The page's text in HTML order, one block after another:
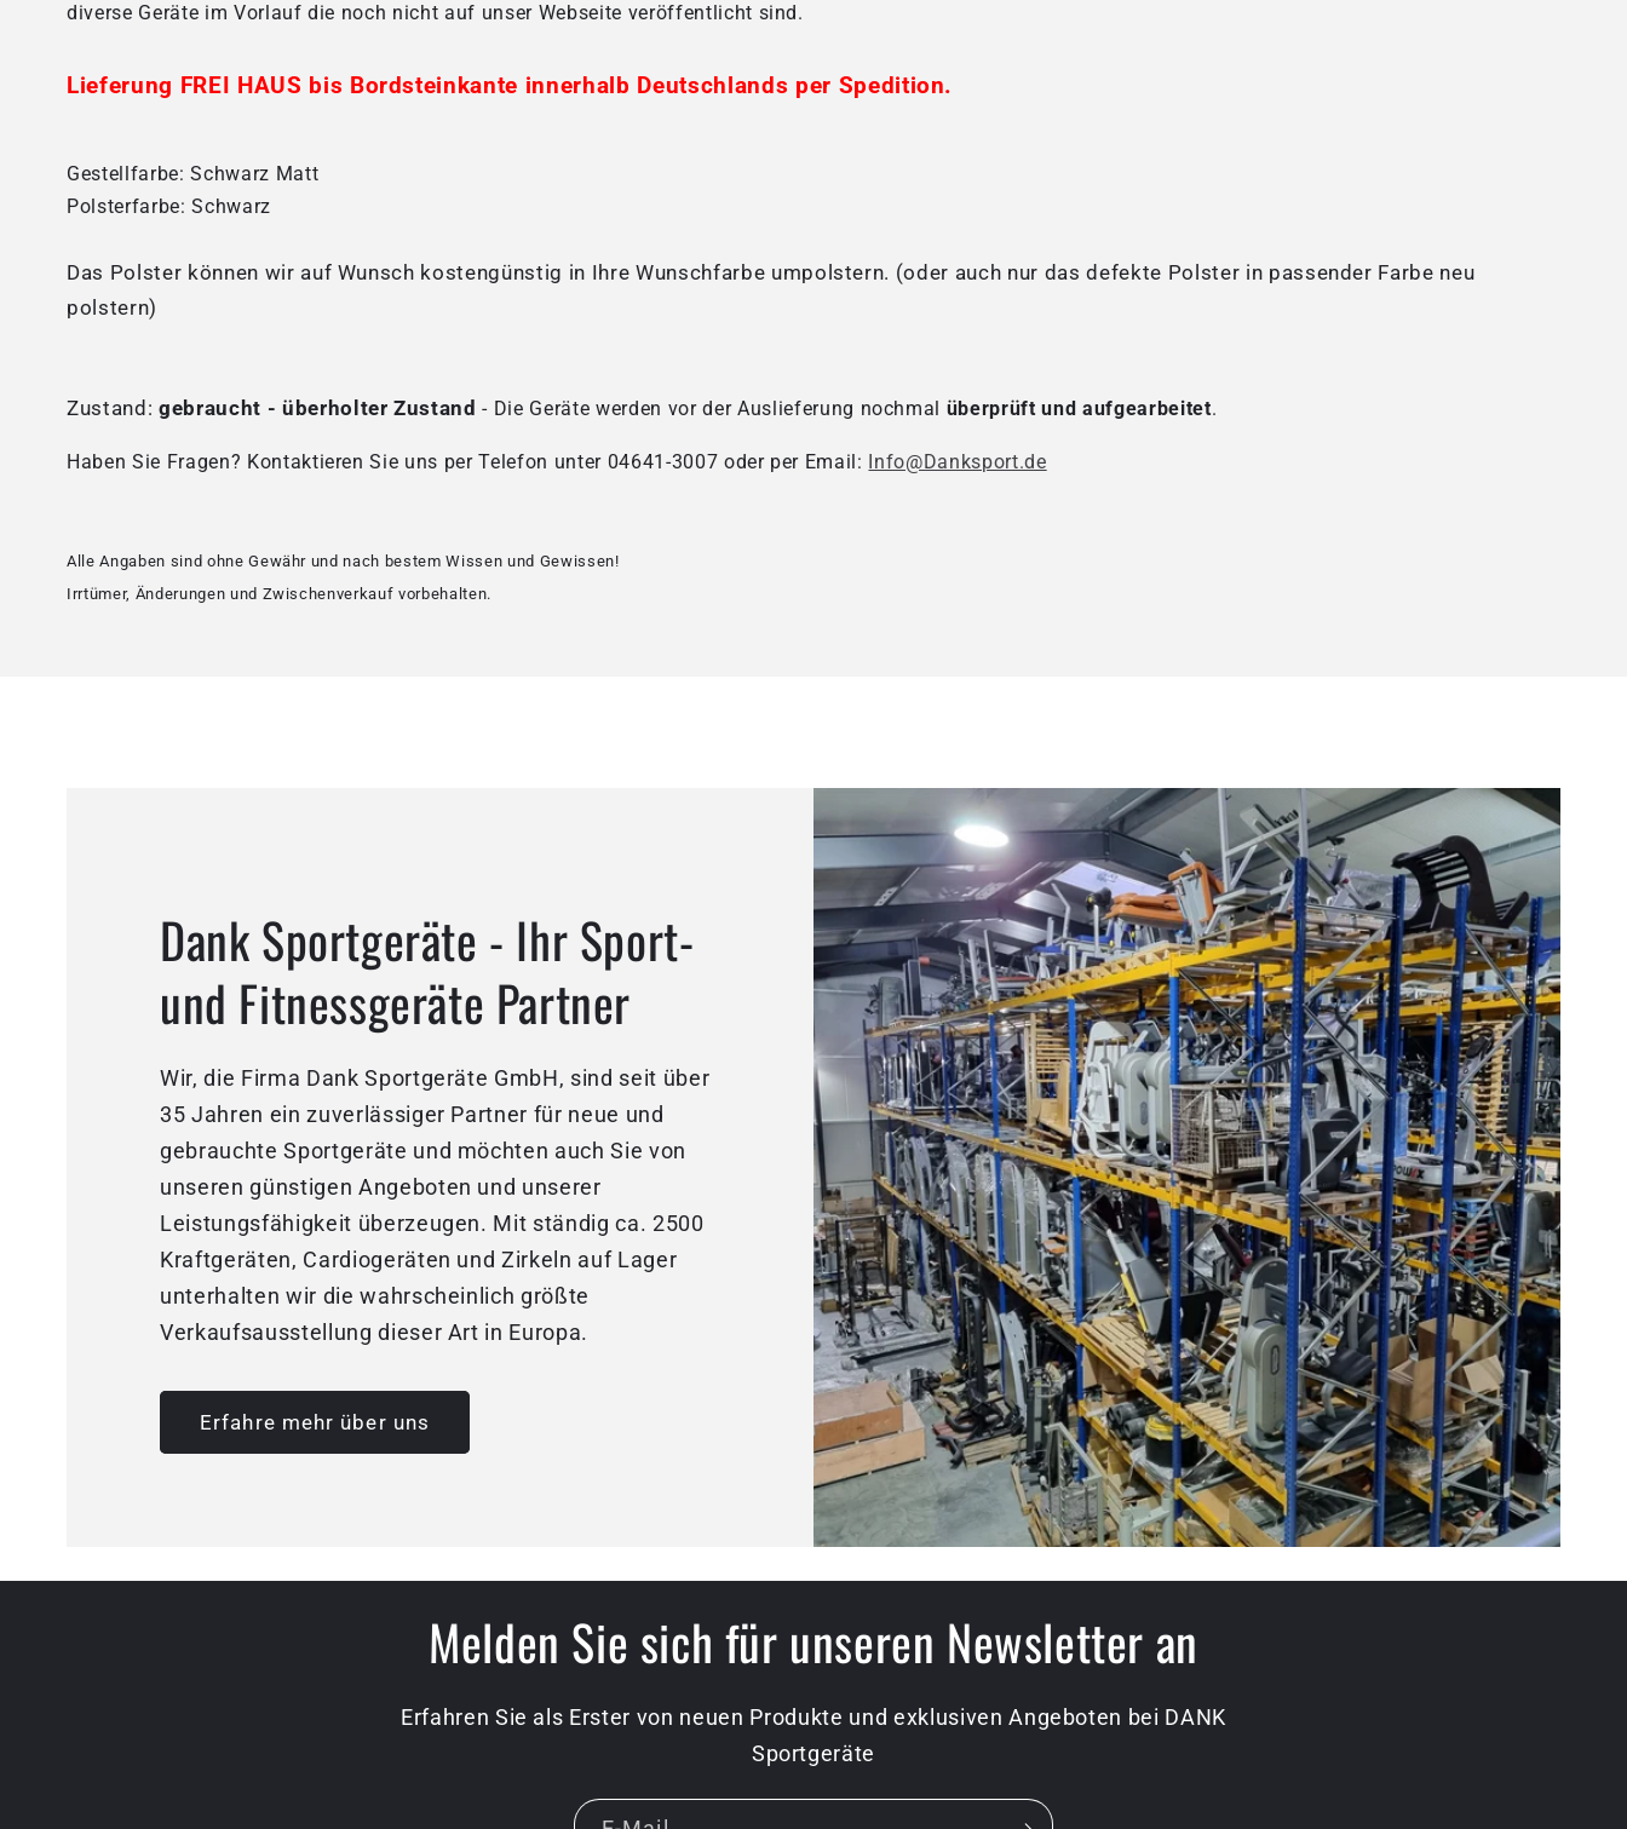
diverse Geräte im Vorlauf die noch nicht auf unser Webseite veröffentlicht sind.
Lieferung FREI HAUS bis Bordsteinkante innerhalb Deutschlands per Spedition.
Gestellfarbe: Schwarz Matt
Polsterfarbe: Schwarz
Das Polster können wir auf Wunsch kostengünstig in Ihre Wunschfarbe umpolstern. (oder auch nur das defekte Polster in passender Farbe neu
polstern)
Zustand: gebraucht - überholter Zustand - Die Geräte werden vor der Auslieferung nochmal überprüft und aufgearbeitet.
Haben Sie Fragen? Kontaktieren Sie uns per Telefon unter 04641-3007 oder per Email: Info@Danksport.de
Alle Angaben sind ohne Gewähr und nach bestem Wissen und Gewissen!
Irrtümer, Änderungen und Zwischenverkauf vorbehalten.
Dank Sportgeräte - Ihr Sport-
und Fitnessgeräte Partner
Wir, die Firma Dank Sportgeräte GmbH, sind seit über
35 Jahren ein zuverlässiger Partner für neue und
gebrauchte Sportgeräte und möchten auch Sie von
unseren günstigen Angeboten und unserer
Leistungsfähigkeit überzeugen. Mit ständig ca. 2500
Kraftgeräten, Cardiogeräten und Zirkeln auf Lager
unterhalten wir die wahrscheinlich größte
Verkaufsausstellung dieser Art in Europa.
Erfahre mehr über uns
Melden Sie sich für unseren Newsletter an
Erfahren Sie als Erster von neuen Produkte und exklusiven Angeboten bei DANK
Sportgeräte